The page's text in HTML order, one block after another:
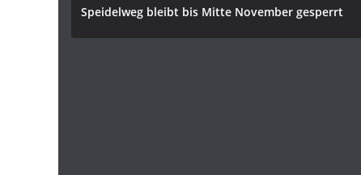
Speidelweg bleibt bis Mitte November gesperrt